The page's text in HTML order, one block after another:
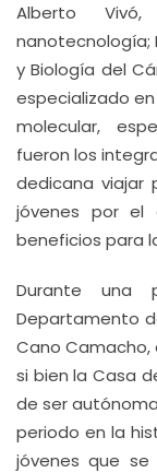
Alberto Vivó,
nanotecnología;
y Biología del
especializado
molecular,
fueron los
dedicana viajar
jóvenes por el
beneficios para
Durante una
Departamento
Cano Camacho,
si bien la Casa
de ser
periodo en la
jóvenes que se